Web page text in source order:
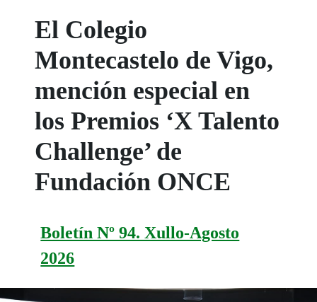
El Colegio
Montecastelo de Vigo,
mención especial en
los Premios ‘X Talento
Challenge’ de
Fundación ONCE
Boletín Nº 94. Xullo-Agosto
2026